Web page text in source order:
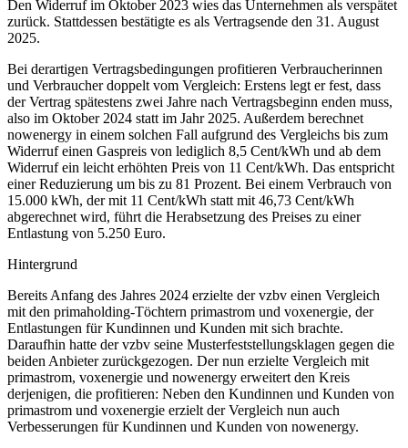
Den Widerruf im Oktober 2023 wies das Unternehmen als verspätet
zurück. Stattdessen bestätigte es als Vertragsende den 31. August
2025.
Bei derartigen Vertragsbedingungen profitieren Verbraucherinnen
und Verbraucher doppelt vom Vergleich: Erstens legt er fest, dass
der Vertrag spätestens zwei Jahre nach Vertragsbeginn enden muss,
also im Oktober 2024 statt im Jahr 2025. Außerdem berechnet
nowenergy in einem solchen Fall aufgrund des Vergleichs bis zum
Widerruf einen Gaspreis von lediglich 8,5 Cent/kWh und ab dem
Widerruf ein leicht erhöhten Preis von 11 Cent/kWh. Das entspricht
einer Reduzierung um bis zu 81 Prozent. Bei einem Verbrauch von
15.000 kWh, der mit 11 Cent/kWh statt mit 46,73 Cent/kWh
abgerechnet wird, führt die Herabsetzung des Preises zu einer
Entlastung von 5.250 Euro.
Hintergrund
Bereits Anfang des Jahres 2024 erzielte der vzbv einen Vergleich
mit den primaholding-Töchtern primastrom und voxenergie, der
Entlastungen für Kundinnen und Kunden mit sich brachte.
Daraufhin hatte der vzbv seine Musterfeststellungsklagen gegen die
beiden Anbieter zurückgezogen. Der nun erzielte Vergleich mit
primastrom, voxenergie und nowenergy erweitert den Kreis
derjenigen, die profitieren: Neben den Kundinnen und Kunden von
primastrom und voxenergie erzielt der Vergleich nun auch
Verbesserungen für Kundinnen und Kunden von nowenergy.